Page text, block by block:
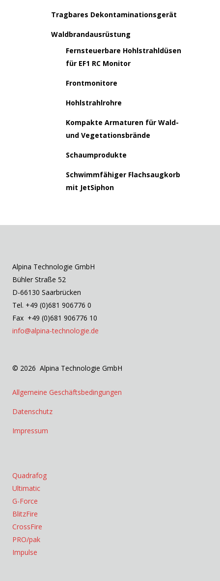
Tragbares Dekontaminationsgerät
Waldbrandausrüstung
Fernsteuerbare Hohlstrahldüsen
für EF1 RC Monitor
Frontmonitore
Hohlstrahlrohre
Kompakte Armaturen für Wald-
und Vegetationsbrände
Schaumprodukte
Schwimmfähiger Flachsaugkorb
mit JetSiphon
Alpina Technologie GmbH
Bühler Straße 52
D-66130 Saarbrücken
Tel. +49 (0)681 906776 0
Fax +49 (0)681 906776 10
info@alpina-technologie.de
© 2026 Alpina Technologie GmbH
Allgemeine Geschäftsbedingungen
Datenschutz
Impressum
Quadrafog
Ultimatic
G-Force
BlitzFire
CrossFire
PRO/pak
Impulse